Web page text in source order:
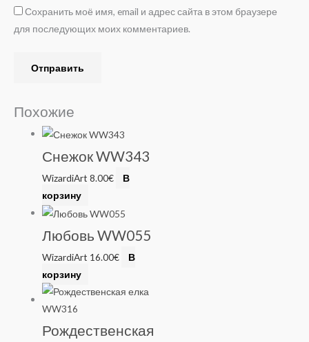
Сохранить моё имя, email и адрес сайта в этом браузере
для последующих моих комментариев.
Похожие
Снежок WW343
WizardiArt8.00€
В
корзину
Любовь WW055
WizardiArt 16.00€
В
корзину
Рождественская